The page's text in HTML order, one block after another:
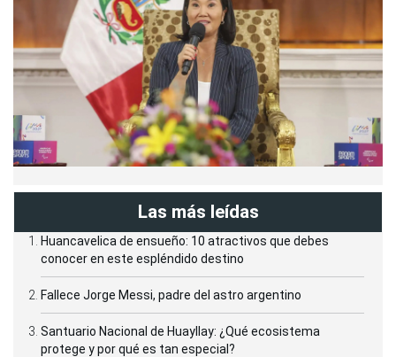
Las más leídas
Huancavelica de ensueño: 10 atractivos que debes
conocer en este espléndido destino
Fallece Jorge Messi, padre del astro argentino
Santuario Nacional de Huayllay: ¿Qué ecosistema
protege y por qué es tan especial?